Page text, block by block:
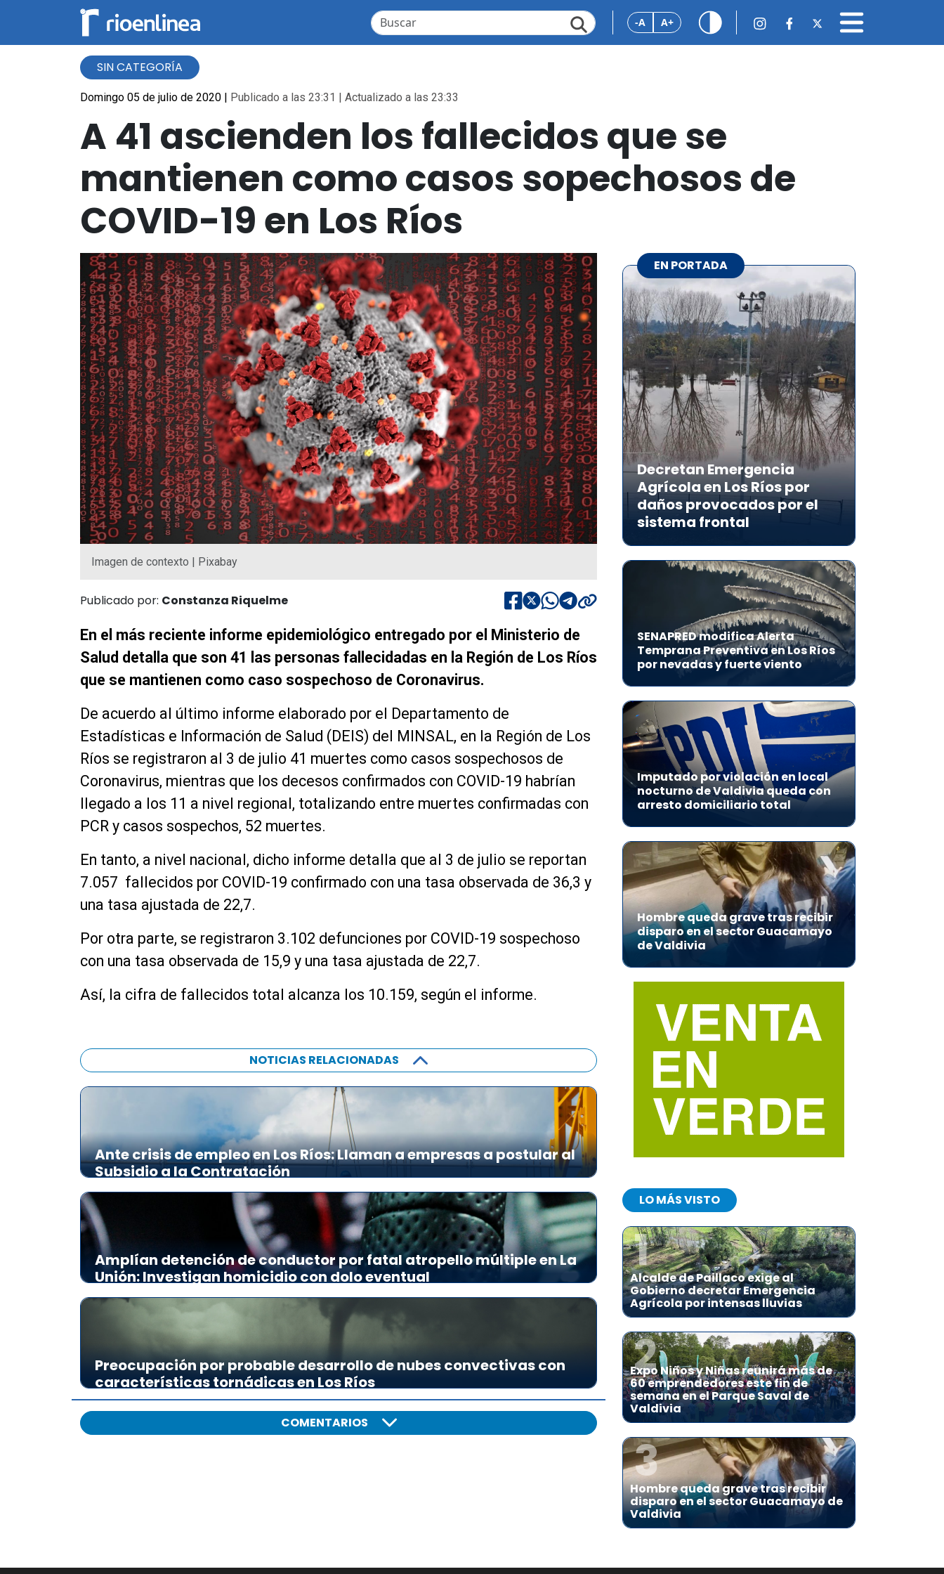
-A A+
SIN CATEGORÍA
Domingo 05 de julio de 2020 | Publicado a las 23:31 | Actualizado a las 23:33
A 41 ascienden los fallecidos que se
mantienen como casos sopechosos de
COVID-19 en Los Ríos
Imagen de contexto | Pixabay
Publicado por: Constanza Riquelme
En el más reciente informe epidemiológico entregado por el Ministerio de
Salud detalla que son 41 las personas fallecidadas en la Región de Los Ríos
que se mantienen como caso sospechoso de Coronavirus.
De acuerdo al último informe elaborado por el Departamento de
Estadísticas e Información de Salud (DEIS) del MINSAL, en la Región de Los
Ríos se registraron al 3 de julio 41 muertes como casos sospechosos de
Coronavirus, mientras que los decesos confirmados con COVID-19 habrían
llegado a los 11 a nivel regional, totalizando entre muertes confirmadas con
PCR y casos sospechos, 52 muertes.
En tanto, a nivel nacional, dicho informe detalla que al 3 de julio se reportan
7.057 fallecidos por COVID-19 confirmado con una tasa observada de 36,3 y
una tasa ajustada de 22,7.
Por otra parte, se registraron 3.102 defunciones por COVID-19 sospechoso
con una tasa observada de 15,9 y una tasa ajustada de 22,7.
Así, la cifra de fallecidos total alcanza los 10.159, según el informe.
NOTICIAS RELACIONADAS
Ante crisis de empleo en Los Ríos: Llaman a empresas a postular al
Subsidio a la Contratación
Amplían detención de conductor por fatal atropello múltiple en La
Unión: Investigan homicidio con dolo eventual
Preocupación por probable desarrollo de nubes convectivas con
características tornádicas en Los Ríos
COMENTARIOS
EN PORTADA
Decretan Emergencia
Agrícola en Los Ríos por
daños provocados por el
sistema frontal
SENAPRED modifica Alerta
Temprana Preventiva en Los Ríos
por nevadas y fuerte viento
Imputado por violación en local
nocturno de Valdivia queda con
arresto domiciliario total
Hombre queda grave tras recibir
disparo en el sector Guacamayo
de Valdivia
LO MÁS VISTO
1
Alcalde de Paillaco exige al
Gobierno decretar Emergencia
Agrícola por intensas lluvias
2
Expo Niños y Niñas reunirá más de
60 emprendedores este fin de
semana en el Parque Saval de
Valdivia
3
Hombre queda grave tras recibir
disparo en el sector Guacamayo de
Valdivia